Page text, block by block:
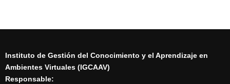
Instituto de Gestión del Conocimiento y el Aprendizaje en
Ambientes Virtuales (IGCAAV)
Responsable: